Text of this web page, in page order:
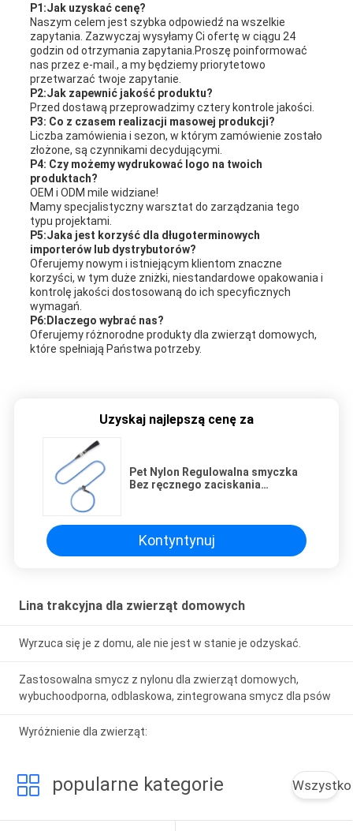
P1:Jak uzyskać cenę?
Naszym celem jest szybka odpowiedź na wszelkie
zapytania. Zazwyczaj wysyłamy Ci ofertę w ciągu 24
godzin od otrzymania zapytania.Proszę poinformować
nas przez e-mail., a my będziemy priorytetowo
przetwarzać twoje zapytanie.
P2:Jak zapewnić jakość produktu?
Przed dostawą przeprowadzimy cztery kontrole jakości.
P3: Co z czasem realizacji masowej produkcji?
Liczba zamówienia i sezon, w którym zamówienie zostało
złożone, są czynnikami decydującymi.
P4: Czy możemy wydrukować logo na twoich
produktach?
OEM i ODM mile widziane!
Mamy specjalistyczny warsztat do zarządzania tego
typu projektami.
P5:Jaka jest korzyść dla długoterminowych
importerów lub dystrybutorów?
Oferujemy nowym i istniejącym klientom znaczne
korzyści, w tym duże zniżki, niestandardowe opakowania i
kontrolę jakości dostosowaną do ich specyficznych
wymagań.
P6:Dlaczego wybrać nas?
Oferujemy różnorodne produkty dla zwierząt domowych,
które spełniają Państwa potrzeby.
Uzyskaj najlepszą cenę za
Pet Nylon Regulowalna smyczka
Bez ręcznego zaciskania
zintegrowane smyczka dla psów
Kontyntynuj
Lina trakcyjna dla zwierząt domowych
Wyrzuca się je z domu, ale nie jest w stanie je odzyskać.
Zastosowalna smycz z nylonu dla zwierząt domowych,
wybuchoodporna, odblaskowa, zintegrowana smycz dla psów
Wyróżnienie dla zwierząt:
popularne kategorie Wszystko